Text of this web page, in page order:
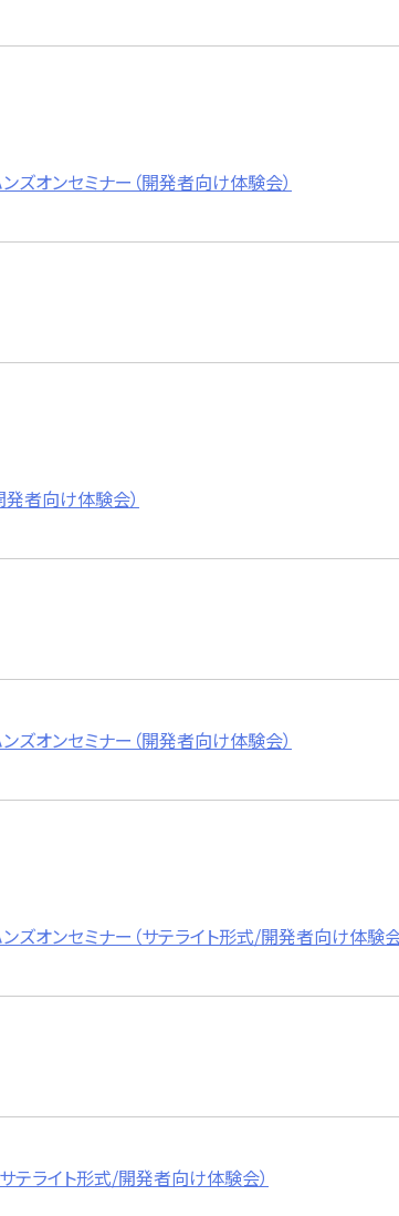
ズオンセミナー（開発者向け体験会）
発者向け体験会）
ズオンセミナー（開発者向け体験会）
ズオンセミナー（サテライト形式/開発者向け体験
テライト形式/開発者向け体験会）